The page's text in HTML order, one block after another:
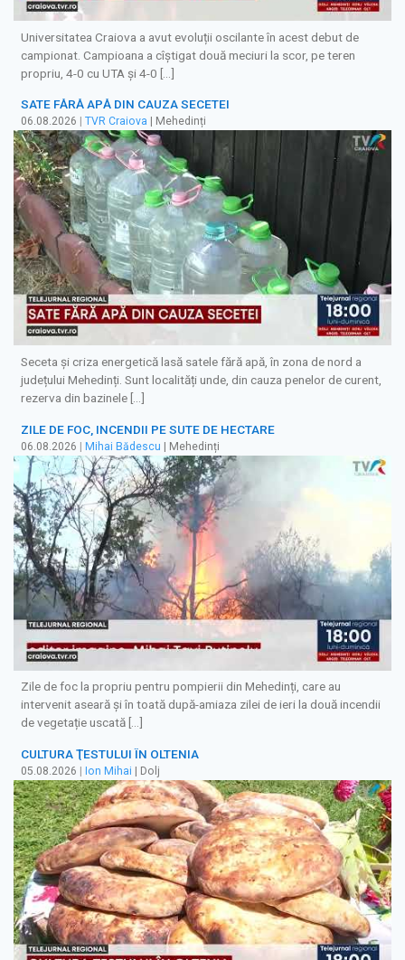
Universitatea Craiova a avut evoluții oscilante în acest debut de
campionat. Campioana a cîștigat două meciuri la scor, pe teren
propriu, 4-0 cu UTA și 4-0 […]
SATE FĂRĂ APĂ DIN CAUZA SECETEI
06.08.2026 TVR Craiova | Mehedinți
Seceta și criza energetică lasă satele fără apă, în zona de nord a
județului Mehedinți. Sunt localități unde, din cauza penelor de curent,
rezerva din bazinele […]
ZILE DE FOC, INCENDII PE SUTE DE HECTARE
06.08.2026 | Mihai Bădescu | Mehedinți
Zile de foc la propriu pentru pompierii din Mehedinți, care au
intervenit aseară și în toată după-amiaza zilei de ieri la două incendii
de vegetație uscată […]
CULTURA ŢESTULUI ÎN OLTENIA
05.08.2026 | Ion Mihai | Dolj